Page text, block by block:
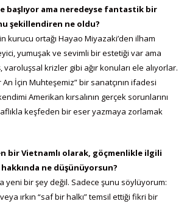
başlıyor ama neredeyse fantastik bir
şekillendiren ne oldu?
kurucu ortağı Hayao Miyazaki’den ilham
yumuşak ve sevimli bir estetiği var ama
varoluşsal krizler gibi ağır konuları ele alıyorlar.
İçin Muhteşemiz” bir sanatçının ifadesi
Amerikan kırsalının gerçek sorunlarını
keşfeden bir eser yazmaya zorlamak
bir Vietnamlı olarak, göçmenlikle ilgili
ne düşünüyorsun?
yeni bir şey değil. Sadece şunu söylüyorum:
ırkın “saf bir halkı” temsil ettiği fikri bir